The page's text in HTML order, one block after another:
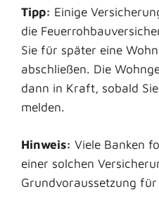
Tipp: Einige
die
Sie für später eine
abschließen. Die
dann in Kraft, sobald
melden.
Hinweis: Viele Banken
einer solchen
Grundvoraussetzung